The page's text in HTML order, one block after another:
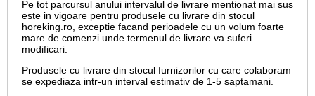
Pe tot parcursul anului intervalul de livrare mentionat mai sus
este in vigoare pentru produsele cu livrare din stocul
horeking.ro, exceptie facand perioadele cu un volum foarte
mare de comenzi unde termenul de livrare va suferi
modificari.
Produsele cu livrare din stocul furnizorilor cu care colaboram
se expediaza intr-un interval estimativ de 1-5 saptamani.